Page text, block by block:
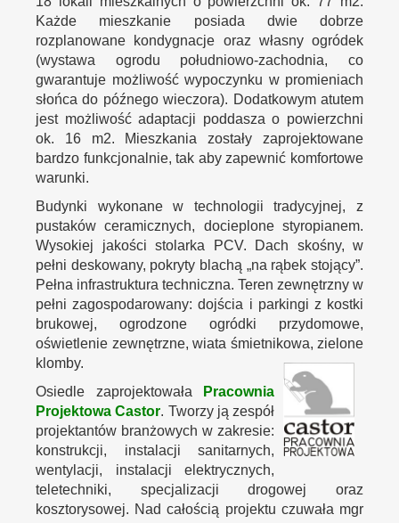
Każde mieszkanie posiada dwie dobrze
rozplanowane kondygnacje oraz własny ogródek
(wystawa ogrodu południowo-zachodnia, co
gwarantuje możliwość wypoczynku w promieniach
słońca do późnego wieczora). Dodatkowym atutem
jest możliwość adaptacji poddasza o powierzchni
ok. 16 m2. Mieszkania zostały zaprojektowane
bardzo funkcjonalnie, tak aby zapewnić komfortowe
warunki.
Budynki wykonane w technologii tradycyjnej, z
pustaków ceramicznych, docieplone styropianem.
Wysokiej jakości stolarka PCV. Dach skośny, w
pełni deskowany, pokryty blachą „na rąbek stojący”.
Pełna infrastruktura techniczna. Teren zewnętrzny w
pełni zagospodarowany: dojścia i parkingi z kostki
brukowej, ogrodzone ogródki przydomowe,
oświetlenie zewnętrzne, wiata śmietnikowa, zielone
klomby.
Osiedle zaprojektowała
Pracownia
Projektowa Castor. Tworzy ją zespół
projektantów branżowych w zakresie:
konstrukcji, instalacji sanitarnych,
wentylacji, instalacji elektrycznych,
teletechniki, specjalizacji drogowej oraz
kosztorysowej. Nad całością projektu czuwała mgr